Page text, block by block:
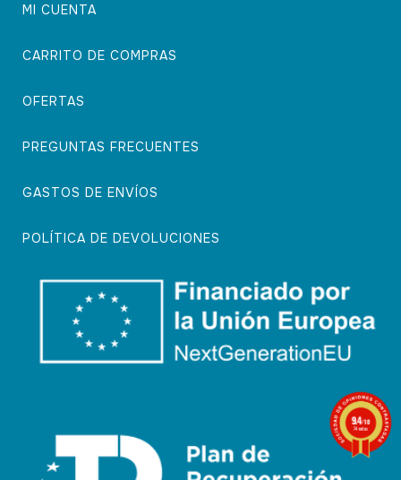
MI CUENTA
CARRITO DE COMPRAS
OFERTAS
PREGUNTAS FRECUENTES
GASTOS DE ENVÍOS
POLÍTICA DE DEVOLUCIONES
9.4/10
74 notas